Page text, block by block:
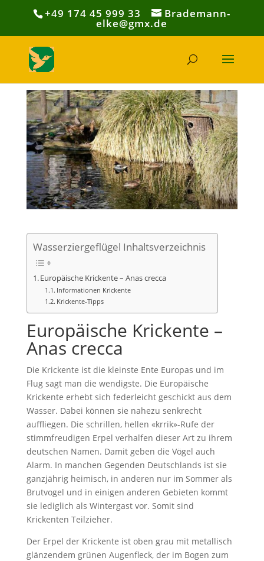
+49 174 45 999 33 Brademann-
elke@gmx.de
Wasserziergeflügel Inhaltsverzeichnis
Europäische Krickente – Anas crecca
Informationen Krickente
Krickente-Tipps
Europäische Krickente –
Anas crecca
Die Krickente ist die kleinste Ente Europas und im
Flug sagt man die wendigste. Die Europäische
Krickente erhebt sich federleicht geschickt aus dem
Wasser. Dabei können sie nahezu senkrecht
auffliegen. Die schrillen, hellen «krrik»-Rufe der
stimmfreudigen Erpel verhalfen dieser Art zu ihrem
deutschen Namen. Damit geben die Vögel auch
Alarm. In manchen Gegenden Deutschlands ist sie
ganzjährig heimisch, in anderen nur im Sommer als
Brutvogel und in einigen anderen Gebieten kommt
sie lediglich als Wintergast vor. Somit sind
Krickenten Teilzieher.
Der Erpel der Krickente ist oben grau mit metallisch
glänzendem grünen Augenfleck, der im Bogen zum